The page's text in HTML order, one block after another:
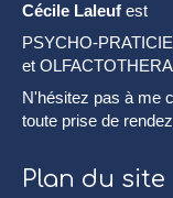
Cécile Laleuf est
PSYCHO-
et
N'hésitez pas à me
toute prise de
Plan du site